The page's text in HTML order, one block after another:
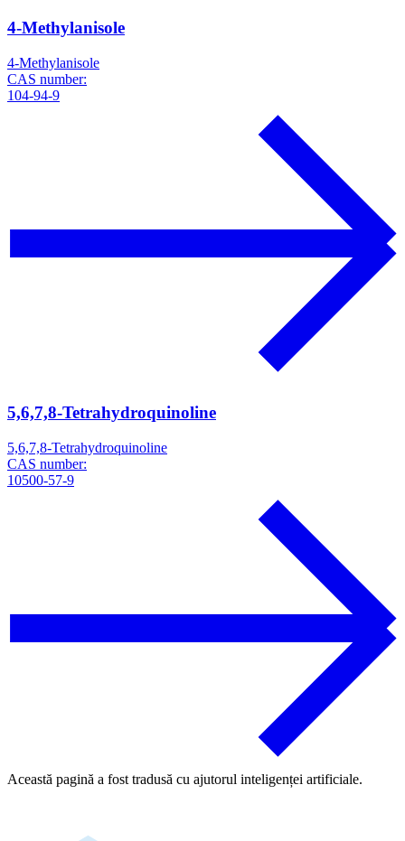
4-Methylanisole
4-Methylanisole
CAS number:
104-94-9
5,6,7,8-Tetrahydroquinoline
5,6,7,8-Tetrahydroquinoline
CAS number:
10500-57-9
Această pagină a fost tradusă cu ajutorul inteligenței artificiale.